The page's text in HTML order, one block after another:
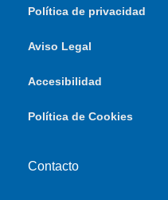
Política de privacidad
Aviso Legal
Accesibilidad
Política de Cookies
Contacto